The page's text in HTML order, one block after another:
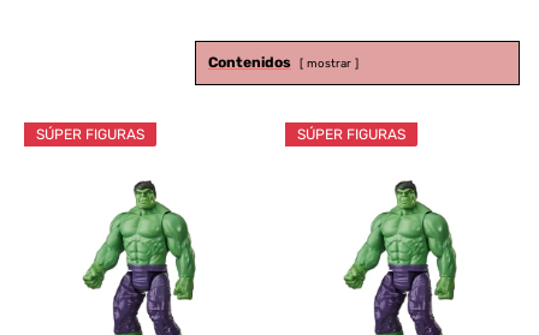
Contenidos mostrar
SÚPER FIGURAS SÚPER FIGURAS